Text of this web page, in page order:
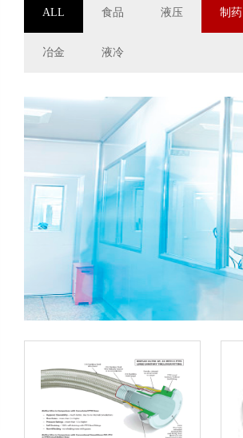
ALL 食品 液压 制药
冶金 液冷